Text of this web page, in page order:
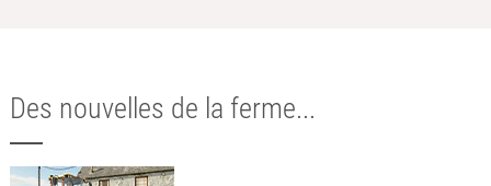
Des nouvelles de la ferme...